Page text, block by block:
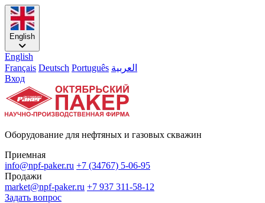
English
English
Français Deutsch Português العربية
Вход
Оборудование для нефтяных и газовых скважин
Приемная
info@npf-paker.ru +7 (34767) 5-06-95
Продажи
market@npf-paker.ru +7 937 311-58-12
Задать вопрос